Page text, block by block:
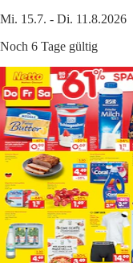
Mi. 15.7. - Di. 11.8.2026
Noch 6 Tage gültig